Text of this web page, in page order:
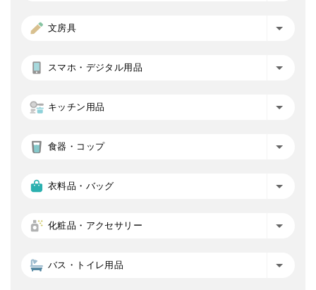
文房具
スマホ・デジタル用品
キッチン用品
食器・コップ
衣料品・バッグ
化粧品・アクセサリー
バス・トイレ用品